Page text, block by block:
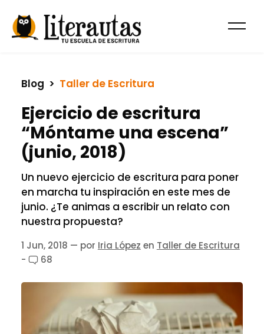
Blog
  >
Taller de Escritura
Ejercicio de escritura
“Móntame una escena”
(junio, 2018)
Un nuevo ejercicio de escritura para poner
en marcha tu inspiración en este mes de
junio. ¿Te animas a escribir un relato con
nuestra propuesta?
1 Jun, 2018 — por Iria López en Taller de Escritura
-
68